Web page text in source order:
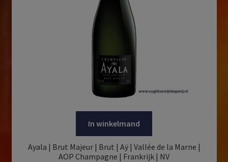
In winkelmand
Ayala | Brut Majeur | Brut | Aÿ | Vallée de la Marne |
AOP Champagne | Frankrijk | NV